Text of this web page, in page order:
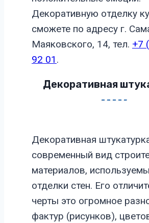
Декоративную отделку
сможете по адресу г.
Маяковского, 14, тел. +7
92 01 .
Декоративная
Декоративная
современный вид
материалов,
отделки стен. Его
черты это огромное
фактур (рисунков),